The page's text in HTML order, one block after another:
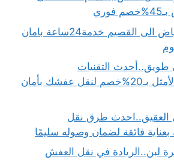
نقل عفش من الرياض الى القصيم خدمة24ساعة بامان
التقنيات
والأساليب..الخيار الأمثل بـ20%خصم لنقل عفشك بأمان
طرق نقل
فائقة لضمان وصوله سليمًا
لبن..الريادة في نقل العفش